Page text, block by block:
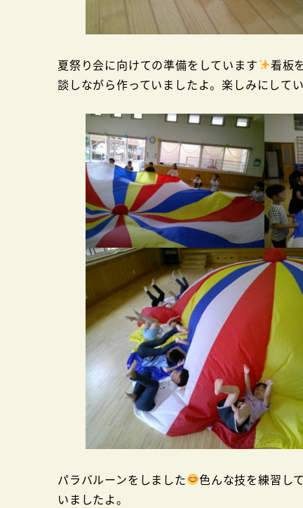
夏祭り会に向けての準備をしています
看板
談しながら作っていましたよ。楽しみにして
パラバルーンをしました
色んな技を練習し
いましたよ。